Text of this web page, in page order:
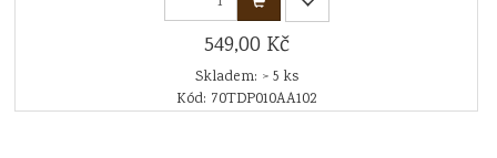
549,00 Kč
Skladem: > 5 ks
Kód: 70TDP010AA102